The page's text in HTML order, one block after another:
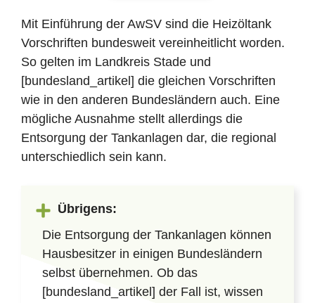
Mit Einführung der AwSV sind die Heizöltank
Vorschriften bundesweit vereinheitlicht worden.
So gelten im Landkreis Stade und
[bundesland_artikel] die gleichen Vorschriften
wie in den anderen Bundesländern auch. Eine
mögliche Ausnahme stellt allerdings die
Entsorgung der Tankanlagen dar, die regional
unterschiedlich sein kann.
Übrigens:
Die Entsorgung der Tankanlagen können
Hausbesitzer in einigen Bundesländern
selbst übernehmen. Ob das
[bundesland_artikel] der Fall ist, wissen